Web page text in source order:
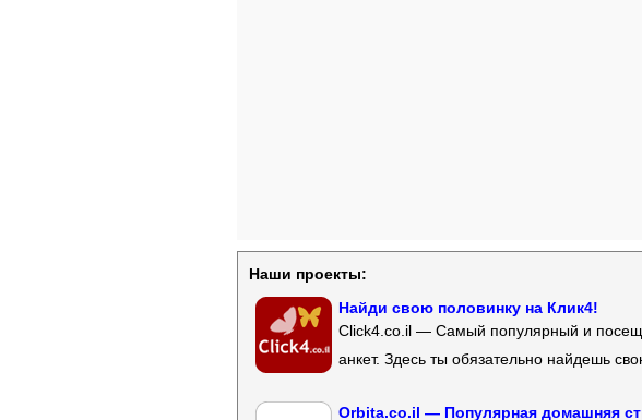
Наши проекты:
Найди свою половинку на Клик4!
Click4.co.il — Самый популярный и
анкет. Здесь ты обязательно найдешь
Orbita.co.il — Популярная домашняя